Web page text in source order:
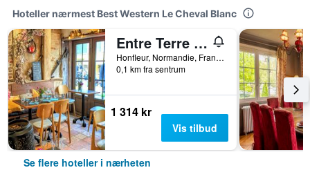
Hoteller nærmest Best Western Le Cheval Blanc
Entre Terre Et Mer
Honfleur, Normandie, Frankrike
0,1 km fra sentrum
1 314 kr
Vis tilbud
Se flere hoteller i nærheten